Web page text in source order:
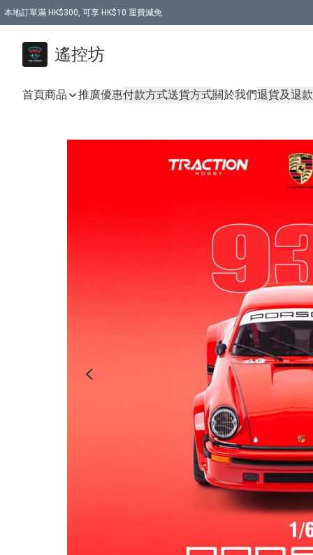
本地訂單滿 HK$300, 可享 HK$10 運費減免
遙控坊
首頁商品 推廣優惠付款方式送貨方式關於我們退貨及退